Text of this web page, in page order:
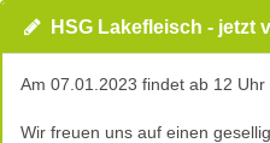
HSG Lakefleisch - jetzt
Am 07.01.2023 findet ab 12
Wir freuen uns auf einen